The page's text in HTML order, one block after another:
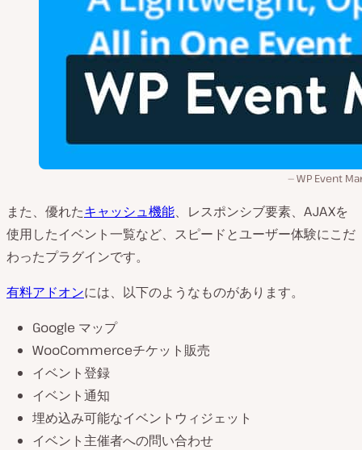
WP Event
また、優れたキャッシュ機能、レスポンシブ要素、AJAXを
使用したイベント一覧など、スピードとユーザー体験にこだ
わったプラグインです。
有料アドオンには、以下のようなものがあります。
Google マップ
WooCommerceチケット販売
イベント登録
イベント通知
埋め込み可能なイベントウィジェット
イベント主催者への問い合わせ